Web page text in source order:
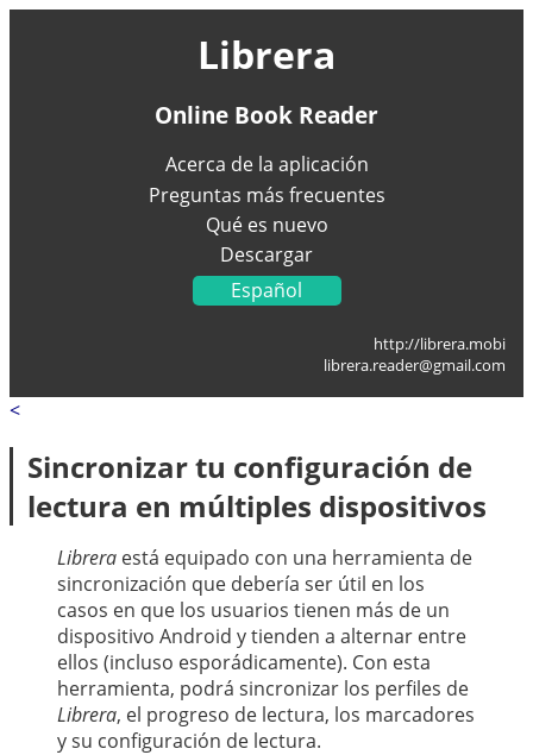
Librera
Online Book Reader
Acerca de la aplicación
Preguntas más frecuentes
Qué es nuevo
Descargar
Español
Portugal
العربية
http://librera.mobi
librera.reader@gmail.com
<
Sincronizar tu configuración de
lectura en múltiples dispositivos
Librera está equipado con una herramienta de
sincronización que debería ser útil en los
casos en que los usuarios tienen más de un
dispositivo Android y tienden a alternar entre
ellos (incluso esporádicamente). Con esta
herramienta, podrá sincronizar los perfiles de
Librera, el progreso de lectura, los marcadores
y su configuración de lectura.